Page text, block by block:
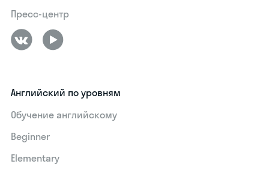
Пресс-центр
Английский по уровням
Обучение английскому
Beginner
Elementary